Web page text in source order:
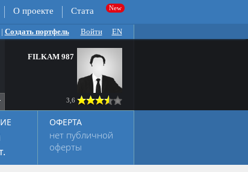
О проекте Стата
| Создать портфель Войти EN
FILKAM 987
3,6
ОФЕРТА
нет публичной
оферты